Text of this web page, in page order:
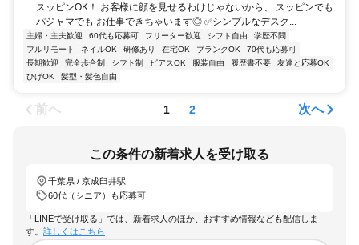
スッピンOK！ お客様に顔を見せるわけじゃないから、 スッピンでも
パジャマでも お仕事できちゃいます◎ ✅シンプルなデスク...
主婦・主夫歓迎 60代も応募可 フリーター歓迎 シフト自由
学歴不問
フルリモート
ネイルOK 研修あり 在宅OK ブランクOK
70代も応募可
長期歓迎
完全歩合制 シフト制 ピアスOK 服装自由 履歴書不要
友達と応募OK
ひげOK
髪型・髪色自由
前へ 1 2 次へ
この条件の新着求人を受け取る
千葉県 / 京成臼井駅
60代（シニア）も応募可
「LINEで受け取る」では、新着求人のほか、おすすめ情報なども配信しま
す。 詳しくはこちら